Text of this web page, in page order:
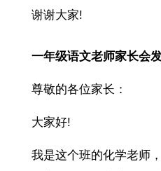
谢谢大家!
一年级语文老师家长会
尊敬的各位家长：
大家好!
我是这个班的化学老师